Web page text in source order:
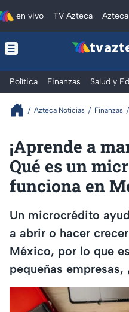
en vivo TV Azteca
tv
Política Finanzas Salud y
Azteca Noticias Finanzas
¡Aprende a
Qué es un
funciona en
Un microcrédito
a abrir o hacer
México, por lo que
pequeñas